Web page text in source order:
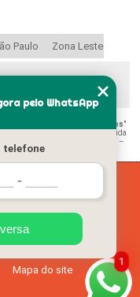
Paulo Zona Leste
Folha A4 Av Direitos Humanos"
citando nossos links, é proibida
– artigo 184 do Código Penal –
Empresa
Missão
Mapa do site
1
pelo WhatsApp
telefone